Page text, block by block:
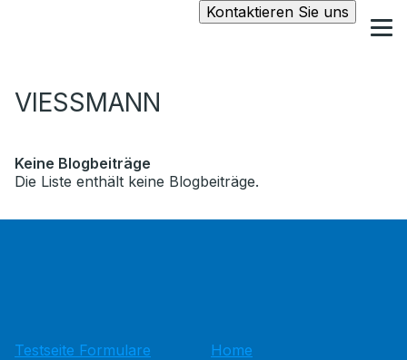
Kontaktieren Sie uns
VIESSMANN
Keine Blogbeiträge
Die Liste enthält keine Blogbeiträge.
Testseite Formulare
Home